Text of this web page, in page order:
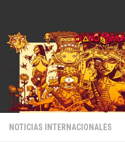
NOTICIAS INTERNACIONALES